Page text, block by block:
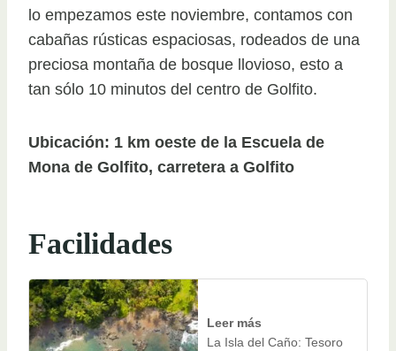
lo empezamos este noviembre, contamos con
cabañas rústicas espaciosas, rodeados de una
preciosa montaña de bosque llovioso, esto a
tan sólo 10 minutos del centro de Golfito.
Ubicación: 1 km oeste de la Escuela de
Mona de Golfito, carretera a Golfito
Facilidades
Leer más
La Isla del Caño: Tesoro